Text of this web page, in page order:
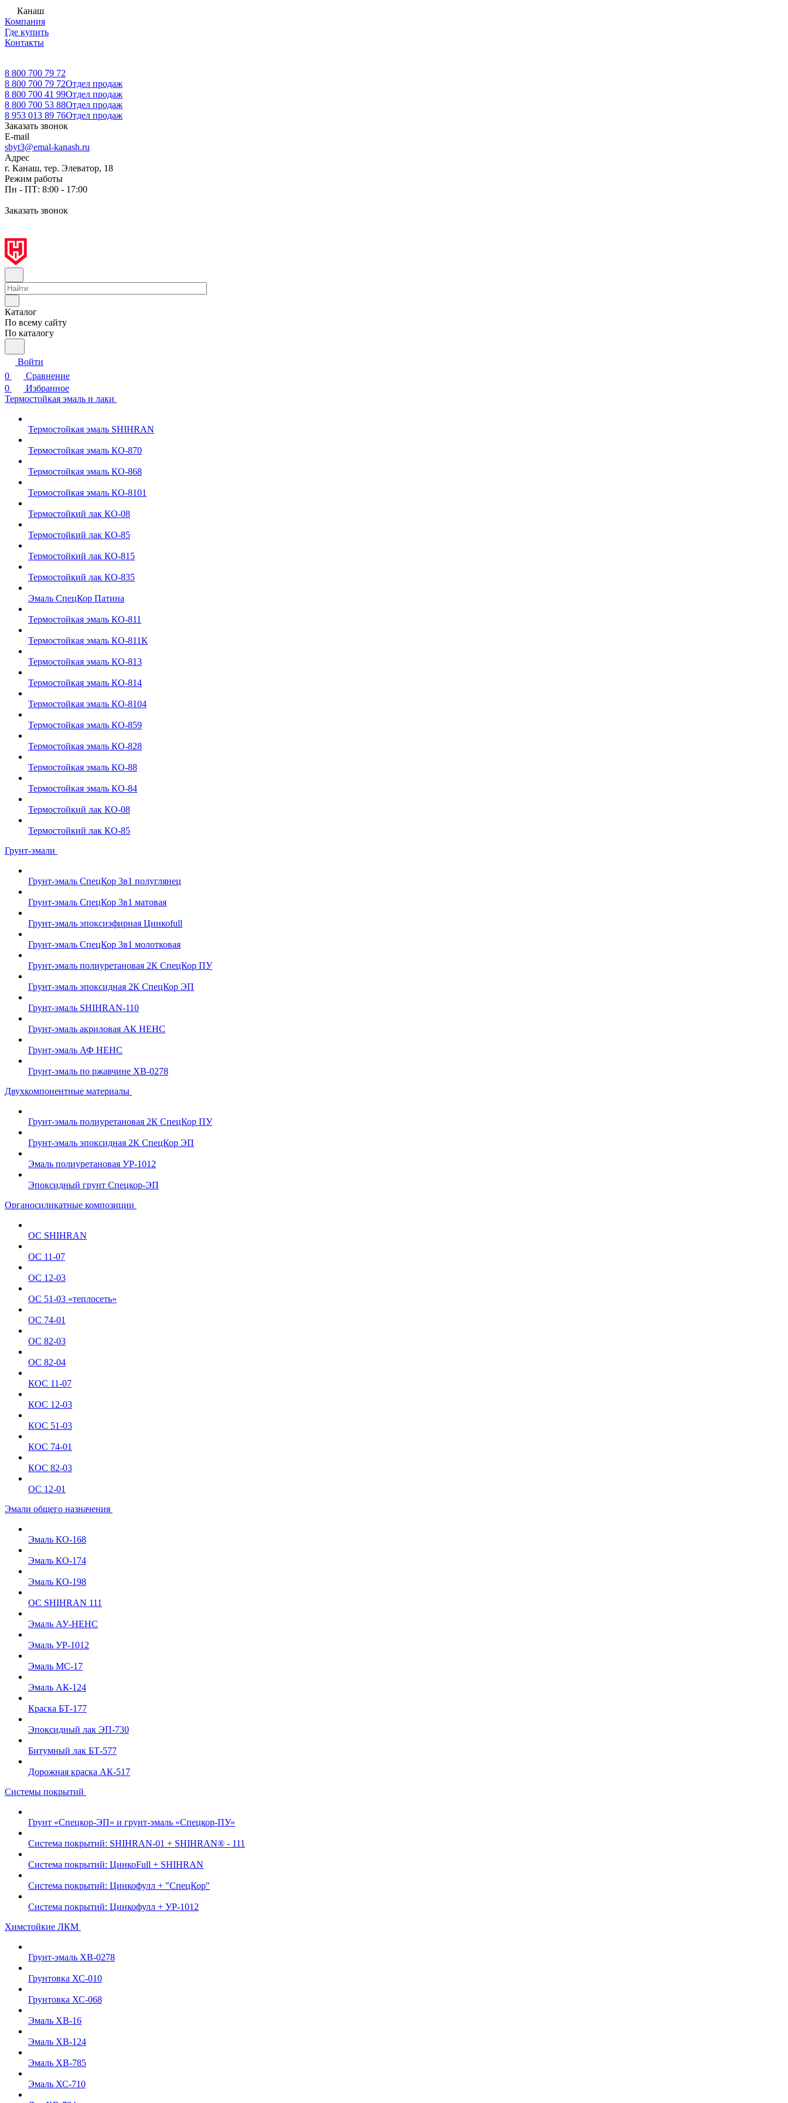
Канаш
Компания
Где купить
Контакты
8 800 700 79 72
8 800 700 79 72Отдел продаж
8 800 700 41 99Отдел продаж
8 800 700 53 88Отдел продаж
8 953 013 89 76Отдел продаж
Заказать звонок
E-mail
sbyt3@emal-kanash.ru
Адрес
г. Канаш, тер. Элеватор, 18
Режим работы
Пн - ПТ: 8:00 - 17:00
Заказать звонок
Каталог
По всему сайту
По каталогу
Войти
0
Сравнение
0
Избранное
Термостойкая эмаль и лаки
Термостойкая эмаль SHIHRAN
Термостойкая эмаль КО-870
Термостойкая эмаль КО-868
Термостойкая эмаль КО-8101
Термостойкий лак КО-08
Термостойкий лак КО-85
Термостойкий лак КО-815
Термостойкий лак КО-835
Эмаль СпецКор Патина
Термостойкая эмаль КО-811
Термостойкая эмаль КО-811К
Термостойкая эмаль КО-813
Термостойкая эмаль КО-814
Термостойкая эмаль КО-8104
Термостойкая эмаль КО-859
Термостойкая эмаль КО-828
Термостойкая эмаль КО-88
Термостойкая эмаль КО-84
Термостойкий лак КО-08
Термостойкий лак КО-85
Грунт-эмали
Грунт-эмаль СпецКор 3в1 полуглянец
Грунт-эмаль СпецКор 3в1 матовая
Грунт-эмаль эпоксиэфирная Цинкоfull
Грунт-эмаль СпецКор 3в1 молотковая
Грунт-эмаль полиуретановая 2К СпецКор ПУ
Грунт-эмаль эпоксидная 2К СпецКор ЭП
Грунт-эмаль SHIHRAN-110
Грунт-эмаль акриловая АК НЕНС
Грунт-эмаль АФ НЕНС
Грунт-эмаль по ржавчине ХВ-0278
Двухкомпонентные материалы
Грунт-эмаль полиуретановая 2К СпецКор ПУ
Грунт-эмаль эпоксидная 2К СпецКор ЭП
Эмаль полиуретановая УР-1012
Эпоксидный грунт Спецкор-ЭП
Органосиликатные композиции
ОС SHIHRAN
ОС 11-07
ОС 12-03
ОС 51-03 «теплосеть»
ОС 74-01
ОС 82-03
ОС 82-04
КОС 11-07
КОС 12-03
КОС 51-03
КОС 74-01
КОС 82-03
ОС 12-01
Эмали общего назначения
Эмаль КО-168
Эмаль КО-174
Эмаль КО-198
ОС SHIHRAN 111
Эмаль АУ-НЕНС
Эмаль УР-1012
Эмаль МС-17
Эмаль АК-124
Краска БТ-177
Эпоксидный лак ЭП-730
Битумный лак БТ-577
Дорожная краска АК-517
Системы покрытий
Грунт «Спецкор-ЭП» и грунт-эмаль «Спецкор-ПУ»
Система покрытий: SHIHRAN-01 + SHIHRAN® - 111
Система покрытий: ЦинкоFull + SHIHRAN
Система покрытий: Цинкофулл + "СпецКор"
Система покрытий: Цинкофулл + УР-1012
Химстойкие ЛКМ
Грунт-эмаль ХВ-0278
Грунтовка ХС-010
Грунтовка ХС-068
Эмаль ХВ-16
Эмаль ХВ-124
Эмаль ХВ-785
Эмаль ХС-710